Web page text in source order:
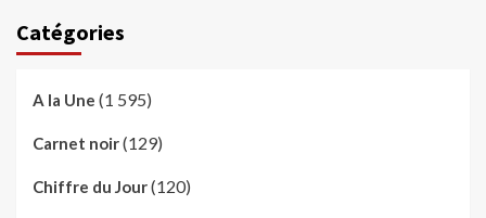
Catégories
A la Une (1 595)
Carnet noir(129)
Chiffre du Jour(120)